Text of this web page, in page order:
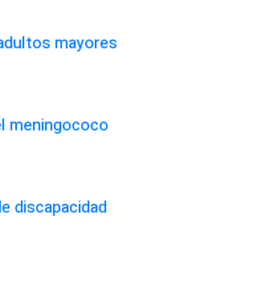
mayores
meningococo
discapacidad